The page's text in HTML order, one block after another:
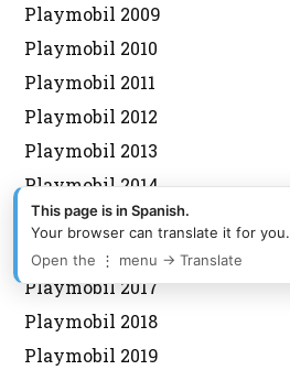
Playmobil 2009
Playmobil 2010
Playmobil 2011
Playmobil 2012
Playmobil 2013
Playmobil 2014
Playmobil 2015
Playmobil 2016
Playmobil 2017
Playmobil 2018
Playmobil 2019
This page is in Spanish.
Your browser can translate it for you.
Open the ⋮ menu → Translate